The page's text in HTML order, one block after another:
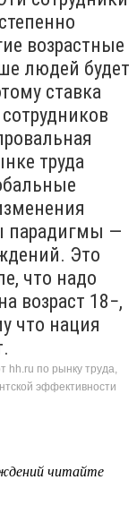
возрастные
людей будет
ставка
труда
парадигмы —
Это
что надо
возраст 18−,
что нация
hh.ru по рынку труда,
эффективности
читайте